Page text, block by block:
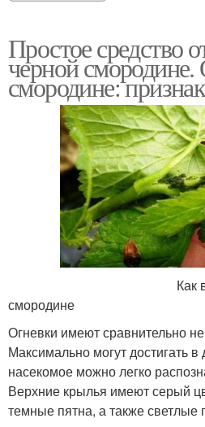
Простое средство
черной смородине.
смородине:
Как выглядит
смородине
Огневки имеют сравнительно
Максимально могут достигать
насекомое можно легко
Верхние крылья имеют серый
темные пятна, а также